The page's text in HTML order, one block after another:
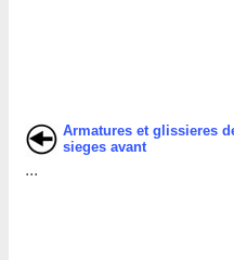
Armatures et glissieres
sieges avant
...